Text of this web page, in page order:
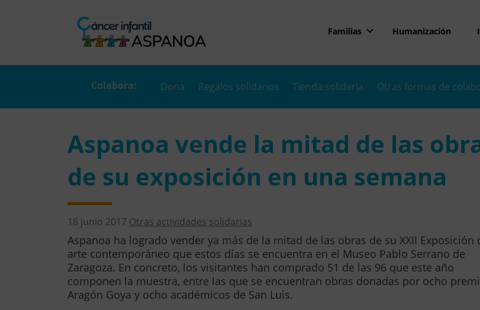
Familias Humanización
Dona Regalos solidarios Tienda solidaria Otras formas de
Aspanoa vende la mitad de las
de su exposición en una semana
18 junio 2017 Otras actividades solidarias
Aspanoa ha logrado vender ya más de la mitad de las obras de su XXII Exposición
arte contemporáneo que estos días se encuentra en el Museo Pablo Serrano de
Zaragoza. En concreto, los visitantes han comprado 51 de las 96 que este año
componen la muestra, entre las que se encuentran obras donadas por ocho
Aragón Goya y ocho académicos de San Luis.